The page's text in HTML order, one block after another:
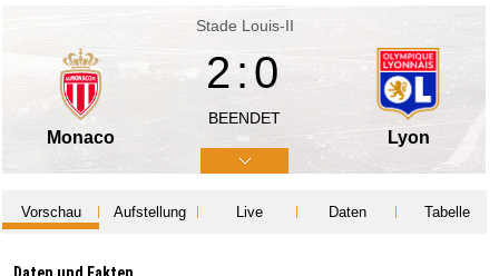
Stade Louis-II
Monaco
2:0
BEENDET
Lyon
Vorschau Aufstellung Live Daten Tabelle
Daten und Fakten